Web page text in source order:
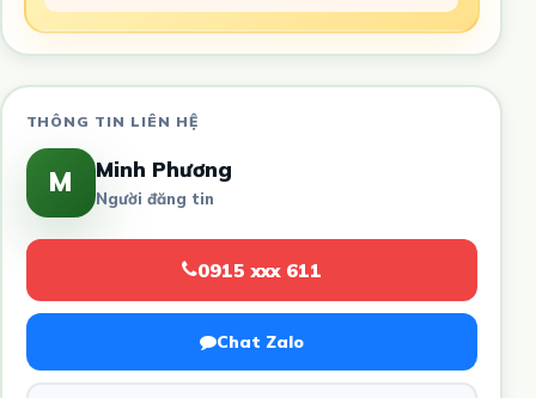
THÔNG TIN LIÊN HỆ
M Minh Phương
Người đăng tin
0915 xxx 611
Chat Zalo